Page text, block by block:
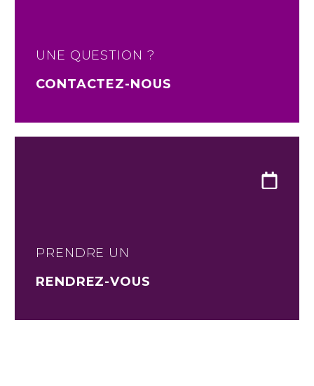
UNE QUESTION ?
CONTACTEZ-NOUS
PRENDRE UN
RENDREZ-VOUS